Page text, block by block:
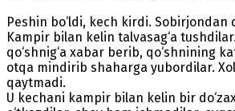
Peshin bo‘ldi, kech kirdi. Sobirjondan
Kampir bilan kelin talvasag‘a
qo‘shnig‘a xabar berib, qo‘shnining
otqa mindirib shaharga yubordilar.
qaytmadi.
U kechani kampir bilan kelin bir